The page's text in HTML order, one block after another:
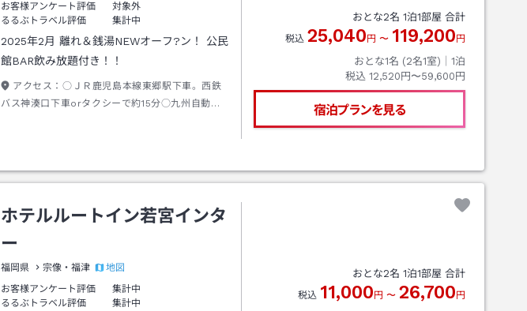
お客様アンケート評価
対象外
るるぶトラベル評価
集計中
2025年2月 離れ＆銭湯NEWオーフ?ン！ 公民
館BAR飲み放題付き！！
アクセス： ○ＪＲ鹿児島本線東郷駅下車。西鉄
バス神湊口下車orタクシーで約15分○九州自動車
おとな2名 1泊1部屋 合計
税込 25,040 円 〜 119,200 円
おとな1名 (2名1室)｜ 1泊
税込 12,520円〜59,600円
宿泊プランを見る
ホテルルートイン若宮インタ
ー
福岡県 宗像・福津
地図
お客様アンケート評価
集計中
るるぶトラベル評価
集計中
おとな2名 1泊1部屋 合計
税込 11,000 円 〜 26,700 円